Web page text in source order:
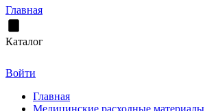
Главная
Каталог
Войти
Главная
Медицинские расходные материалы